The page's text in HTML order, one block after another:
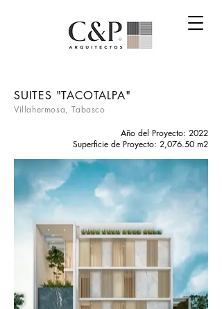
SUITES "TACOTALPA"
Villahermosa, Tabasco
Año del Proyecto: 2022
Superficie de Proyecto: 2,076.50 m2